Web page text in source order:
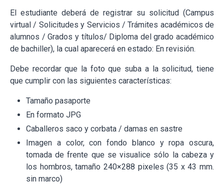
El estudiante deberá de registrar su solicitud (Campus
virtual / Solicitudes y Servicios / Trámites académicos de
alumnos / Grados y títulos/ Diploma del grado académico
de bachiller), la cual aparecerá en estado: En revisión.
Debe recordar que la foto que suba a la solicitud, tiene
que cumplir con las siguientes características:
Tamaño pasaporte
En formato JPG
Caballeros saco y corbata / damas en sastre
Imagen a color, con fondo blanco y ropa oscura,
tomada de frente que se visualice sólo la cabeza y
los hombros, tamaño 240×288 pixeles (35 x 43 mm.
sin marco)